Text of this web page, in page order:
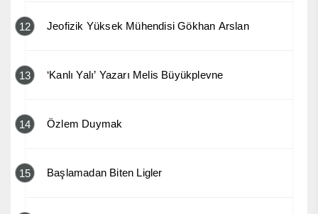
12 Jeofizik Yüksek Mühendisi Gökhan Arslan
13 ‘Kanlı Yalı’ Yazarı Melis Büyükplevne
14 Özlem Duymak
15 Başlamadan Biten Ligler